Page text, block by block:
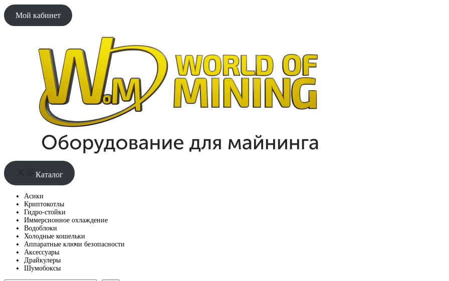
Мой кабинет
Каталог
Асики
Криптокотлы
Гидро-стойки
Иммерсионное охлаждение
Водоблоки
Холодные кошельки
Аппаратные ключи безопасности
Аксессуары
Драйкулеры
Шумобоксы